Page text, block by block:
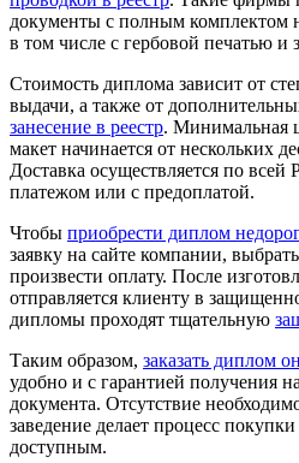
документы с полным комплектом
в том числе с гербовой печатью
Стоимость диплома зависит от
выдачи, а также от
занесение в реестр. Минимальная
макет начинается от нескольких
Доставка осуществляется по
платежом или с предоплатой.
Чтобы приобрести диплом
заявку на сайте компании,
произвести оплату. После
отправляется клиенту в
дипломы проходят тщательную
Таким образом, заказать диплом
удобно и с гарантией получения
документа. Отсутствие
заведение делает процесс
доступным.